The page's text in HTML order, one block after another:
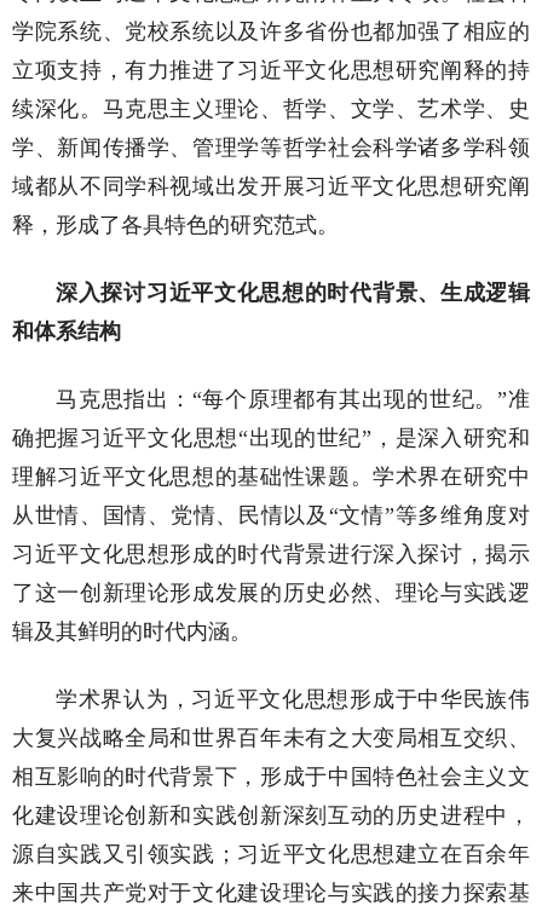
学院系统、党校系统以及许多省份也都加强了相应的
立项支持，有力推进了习近平文化思想研究阐释的持
续深化。马克思主义理论、哲学、文学、艺术学、史
学、新闻传播学、管理学等哲学社会科学诸多学科领
域都从不同学科视域出发开展习近平文化思想研究阐
释，形成了各具特色的研究范式。
深入探讨习近平文化思想的时代背景、生成逻辑
和体系结构
马克思指出：“每个原理都有其出现的世纪。”准
确把握习近平文化思想“出现的世纪”，是深入研究和
理解习近平文化思想的基础性课题。学术界在研究中
从世情、国情、党情、民情以及“文情”等多维角度对
习近平文化思想形成的时代背景进行深入探讨，揭示
了这一创新理论形成发展的历史必然、理论与实践逻
辑及其鲜明的时代内涵。
学术界认为，习近平文化思想形成于中华民族伟
大复兴战略全局和世界百年未有之大变局相互交织、
相互影响的时代背景下，形成于中国特色社会主义文
化建设理论创新和实践创新深刻互动的历史进程中，
源自实践又引领实践；习近平文化思想建立在百余年
来中国共产党对于文化建设理论与实践的接力探索基